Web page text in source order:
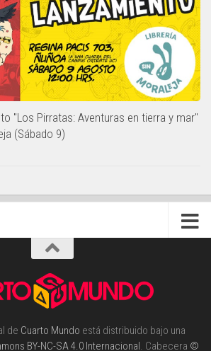
"Los Pirratas: Aventuras en tierra y mar"
(Sábado 9)
de Cuarto Mundo está distribuido bajo una
BY-NC-SA 4.0 Internacional. Cabecera ©